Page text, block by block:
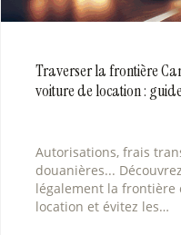
Traverser la frontière
voiture de location :
Autorisations, frais
douanières...
légalement la frontière
location et évitez les…